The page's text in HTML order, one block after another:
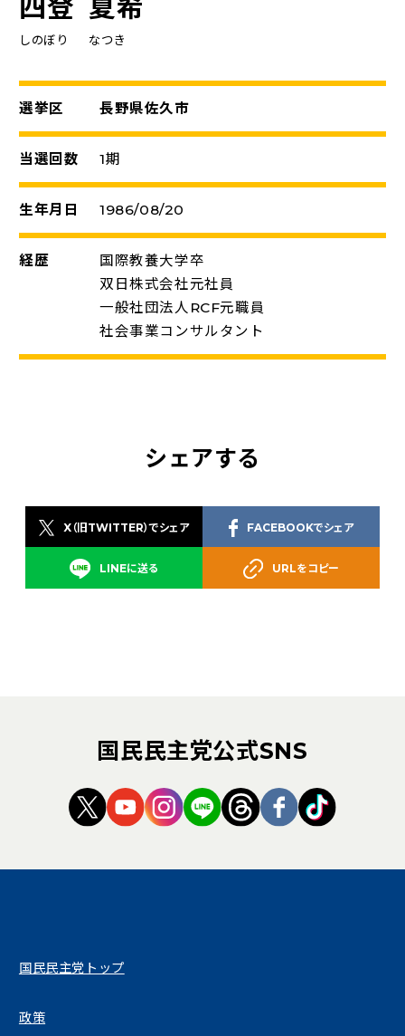
四登 夏希
しのぼり なつき
選挙区 長野県佐久市
当選回数 1期
生年月日 1986/08/20
経歴
国際教養大学卒
双日株式会社元社員
一般社団法人RCF元職員
社会事業コンサルタント
シェアする
X（旧TWITTER）でシェア
LINEに送る
FACEBOOKでシェア
URLをコピー
国民民主党公式SNS
（新しいタブで開く）
（新しいタブで開く）
（新しいタブで開く）
（新しいタブで開く）
（新しいタブで開
（新しいタブ
（新しい
国民民主党トップ
政策